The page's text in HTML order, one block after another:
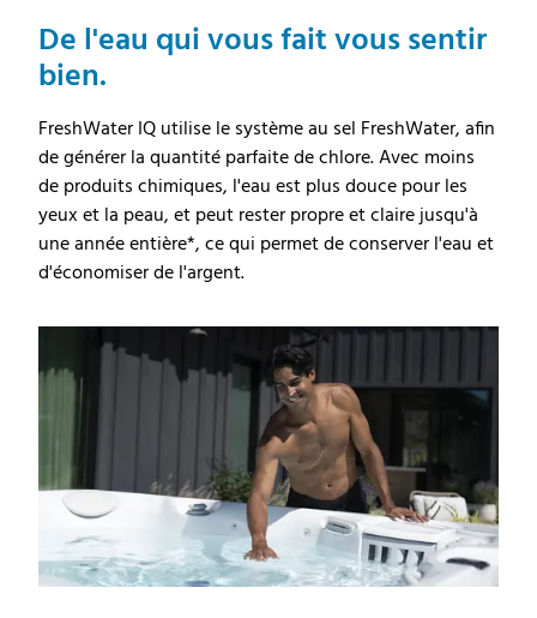
De l'eau qui vous fait vous sentir
bien.
FreshWater IQ utilise le système au sel FreshWater, afin
de générer la quantité parfaite de chlore. Avec moins
de produits chimiques, l'eau est plus douce pour les
yeux et la peau, et peut rester propre et claire jusqu'à
une année entière*, ce qui permet de conserver l'eau et
d'économiser de l'argent.